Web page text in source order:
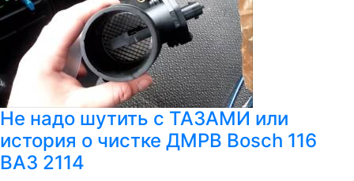
Не надо шутить с ТАЗАМИ или
история о чистке ДМРВ Bosch 116
ВАЗ 2114